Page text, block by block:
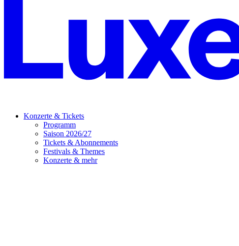
Konzerte & Tickets
Programm
Saison 2026/27
Tickets & Abonnements
Festivals & Themes
Konzerte & mehr